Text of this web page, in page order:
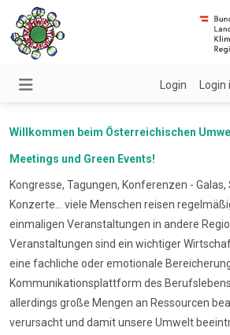
Login
Willkommen beim Österreichischen
Meetings und Green Events!
Kongresse, Tagungen, Konferenzen -
Konzerte... viele Menschen reisen
einmaligen Veranstaltungen in andere
Veranstaltungen sind ein wichtiger
eine fachliche oder emotionale
Kommunikationsplattform des
allerdings große Mengen an Ressourcen
verursacht und damit unsere Umwelt